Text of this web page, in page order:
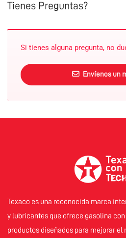
Tienes Preguntas?
Si tienes alguna pregunta, no
Envíenos un
Texaco es una reconocida marca
y lubricantes que ofrece gasolina
productos diseñados para mejorar el